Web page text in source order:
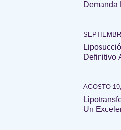
Demanda
Definitivo
Un
AGOSTO